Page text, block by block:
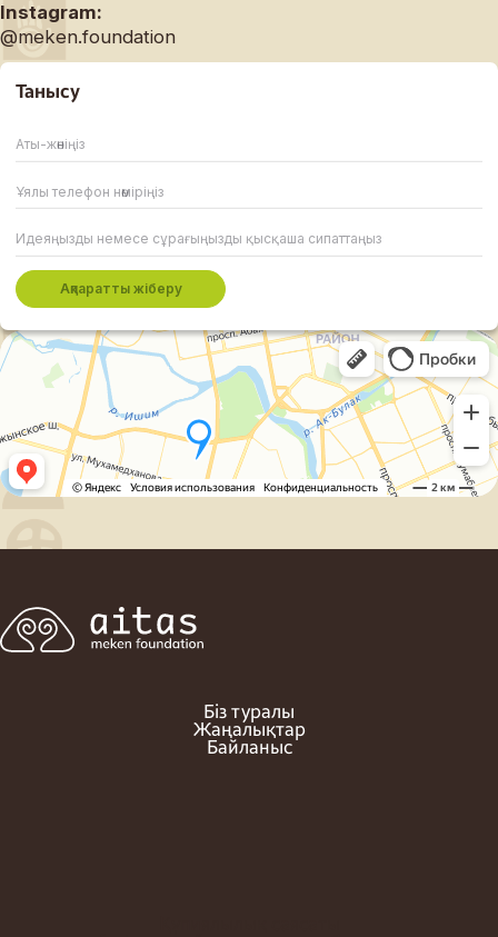
Instagram:
@meken.foundation
Танысу
Біз туралы
Жаңалықтар
Байланыс